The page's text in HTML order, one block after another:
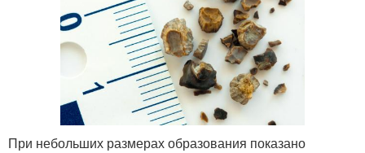
При небольших размерах образования показано